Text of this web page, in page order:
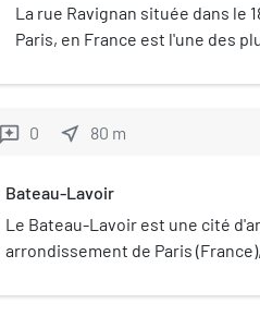
La rue Ravignan située dans le
Paris, en France est l'une des
reviews 0 near_me 80 m
Bateau-Lavoir
Le Bateau-Lavoir est une cité
arrondissement de Paris
de Clignancourt, elle est connue